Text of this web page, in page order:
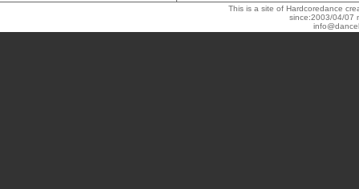
This is a site of Hardcoredance
since:2003/04/07